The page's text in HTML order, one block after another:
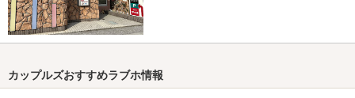
カップルズおすすめラブホ情報